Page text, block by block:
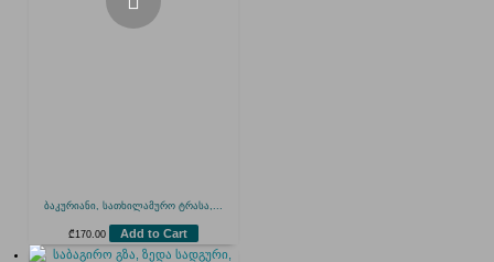
ბაკურიანი, სათხილამურო ტრასა,...
₾170.00 Add to Cart